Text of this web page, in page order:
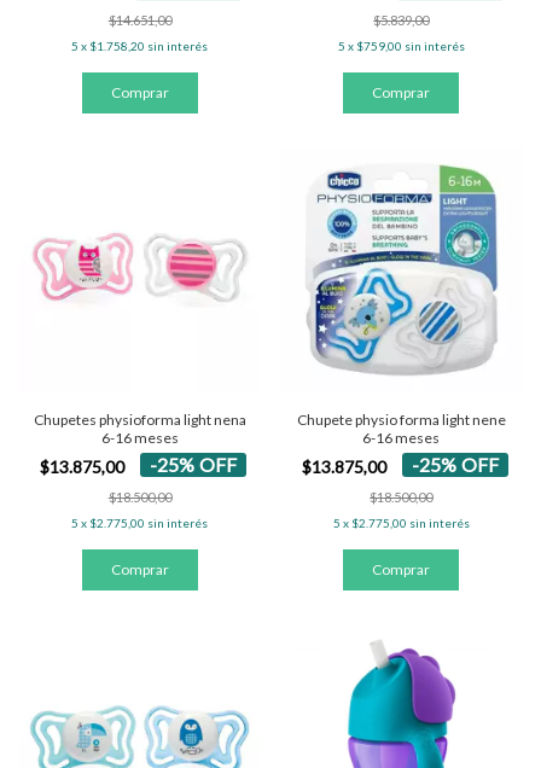
$14.651,00
5 x $1.758,20 sin interés
$5.839,00
5 x $759,00 sin interés
Chupetes physioforma light nena
6-16 meses
$13.875,00 -25%OFF
$18.500,00
5 x $2.775,00 sin interés
Chupete physio forma light nene
6-16 meses
$13.875,00 -25% OFF
$18.500,00
5 x $2.775,00 sin interés